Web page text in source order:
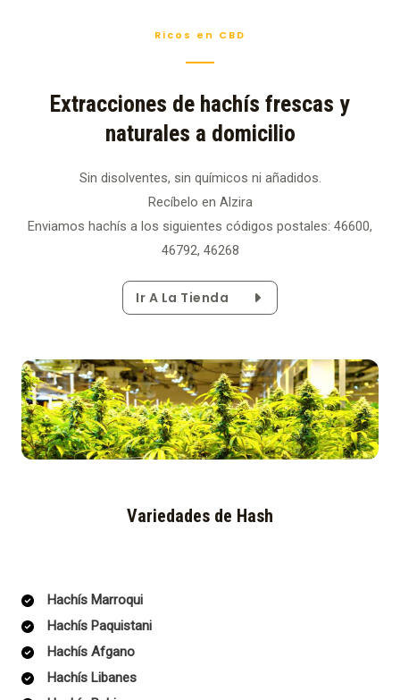
Ricos en CBD
Extracciones de hachís frescas y
naturales a domicilio
Sin disolventes, sin químicos ni añadidos.
Recíbelo en Alzira
Enviamos hachís a los siguientes códigos postales: 46600,
46792, 46268
Ir A La Tienda
Variedades de Hash
Hachís Marroqui
Hachís Paquistani
Hachís Afgano
Hachís Libanes